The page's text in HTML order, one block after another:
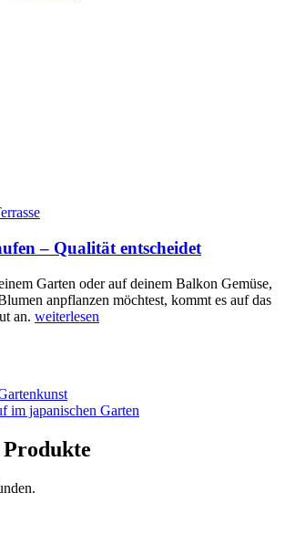
– Qualität entscheidet
Garten oder auf deinem Balkon Gemüse,
anpflanzen möchtest, kommt es auf das
an. weiterlesen
im japanischen Garten
Produkte